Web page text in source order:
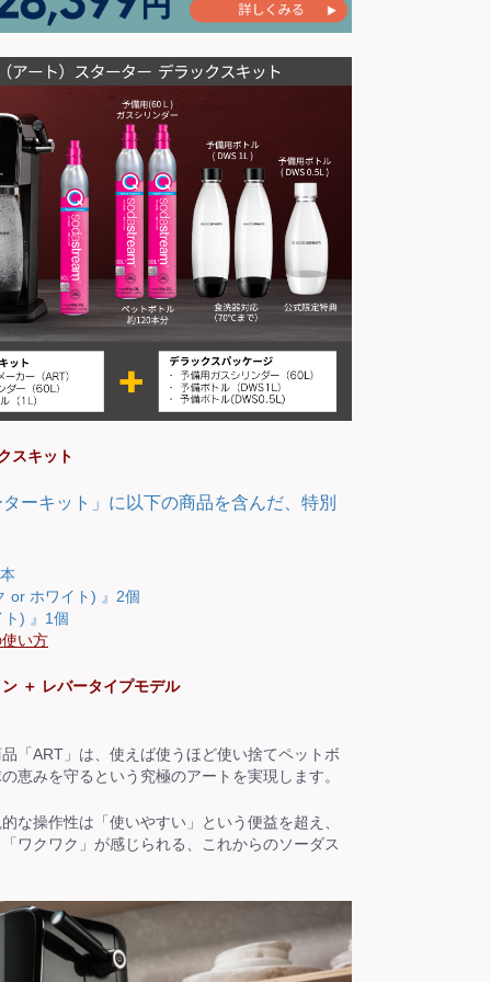
スキット
ーキット」に以下の商品を含んだ、特別
or ホワイト) 』2個
ト) 』1個
い方
＋ レバータイプモデル
「ART」は、使えば使うほど使い捨てペットボ
恵みを守るという究極のアートを実現します。
な操作性は「使いやすい」という便益を超え、
ワクワク」が感じられる、これからのソーダス